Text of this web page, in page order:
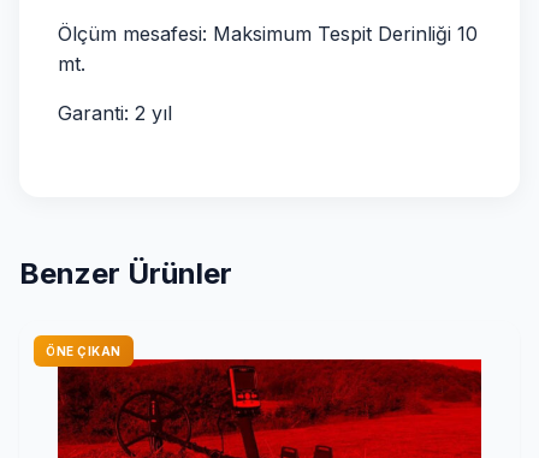
Ölçüm mesafesi: Maksimum Tespit Derinliği 10
mt.
Garanti: 2 yıl
Benzer Ürünler
ÖNE ÇIKAN